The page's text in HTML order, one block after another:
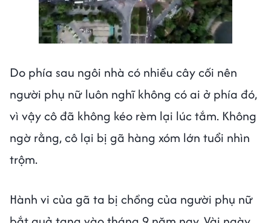
Do phía sau ngôi nhà có nhiều cây cối nên
người phụ nữ luôn nghĩ không có ai ở phía đó,
vì vậy cô đã không kéo rèm lại lúc tắm. Không
ngờ rằng, cô lại bị gã hàng xóm lớn tuổi nhìn
trộm.
Hành vi của gã ta bị chồng của người phụ nữ